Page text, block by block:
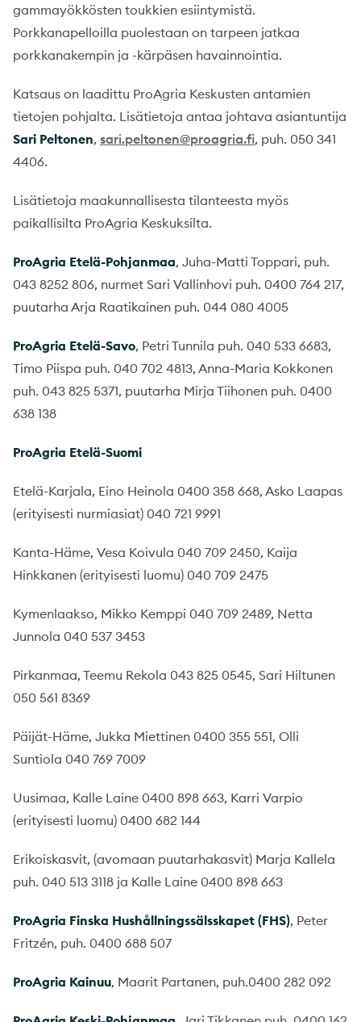
gammayökkösten toukkien esiintymistä.
Porkkanapelloilla puolestaan on tarpeen jatkaa
porkkanakempin ja -kärpäsen havainnointia.
Katsaus on laadittu ProAgria Keskusten antamien
tietojen pohjalta. Lisätietoja antaa johtava asiantuntija
Sari Peltonen, sari.peltonen@proagria.fi, puh. 050 341
4406.
Lisätietoja maakunnallisesta tilanteesta myös
paikallisilta ProAgria Keskuksilta.
ProAgria Etelä-Pohjanmaa, Juha-Matti Toppari, puh.
043 8252 806, nurmet Sari Vallinhovi puh. 0400 764 217,
puutarha Arja Raatikainen puh. 044 080 4005
ProAgria Etelä-Savo, Petri Tunnila puh. 040 533 6683,
Timo Piispa puh. 040 702 4813, Anna-Maria Kokkonen
puh. 043 825 5371, puutarha Mirja Tiihonen puh. 0400
638 138
ProAgria Etelä-Suomi
Etelä-Karjala, Eino Heinola 0400 358 668, Asko Laapas
(erityisesti nurmiasiat) 040 721 9991
Kanta-Häme, Vesa Koivula 040 709 2450, Kaija
Hinkkanen (erityisesti luomu) 040 709 2475
Kymenlaakso, Mikko Kemppi 040 709 2489, Netta
Junnola 040 537 3453
Pirkanmaa, Teemu Rekola 043 825 0545, Sari Hiltunen
050 561 8369
Päijät-Häme, Jukka Miettinen 0400 355 551, Olli
Suntiola 040 769 7009
Uusimaa, Kalle Laine 0400 898 663, Karri Varpio
(erityisesti luomu) 0400 682 144
Erikoiskasvit, (avomaan puutarhakasvit) Marja Kallela
puh. 040 513 3118 ja Kalle Laine 0400 898 663
ProAgria Finska Hushållningssälsskapet (FHS), Peter
Fritzén, puh. 0400 688 507
ProAgria Kainuu, Maarit Partanen, puh.0400 282 092